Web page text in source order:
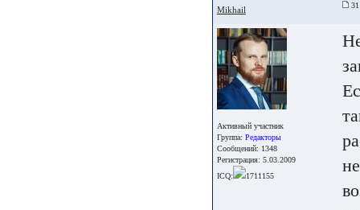
Mikhail 31
Активный участник
Группа: Редакторы
Сообщений: 1348
Регистрация: 5.03.2009
ICQ:
1711155